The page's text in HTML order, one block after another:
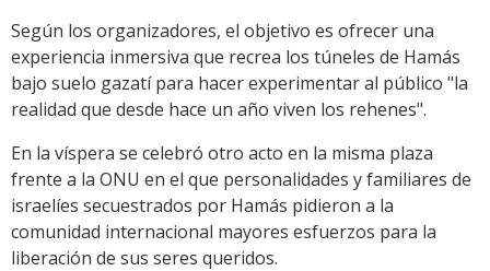
Según los organizadores, el objetivo es ofrecer una
experiencia inmersiva que recrea los túneles de Hamás
bajo suelo gazatí para hacer experimentar al público "la
realidad que desde hace un año viven los rehenes".
En la víspera se celebró otro acto en la misma plaza
frente a la ONU en el que personalidades y familiares de
israelíes secuestrados por Hamás pidieron a la
comunidad internacional mayores esfuerzos para la
liberación de sus seres queridos.